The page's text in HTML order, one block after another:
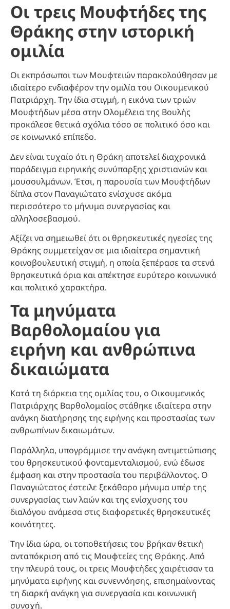
Οι τρεις Μουφτήδες της
Θράκης στην ιστορική
ομιλία
Οι εκπρόσωποι των Μουφτειών παρακολούθησαν με
ιδιαίτερο ενδιαφέρον την ομιλία του Οικουμενικού
Πατριάρχη. Την ίδια στιγμή, η εικόνα των τριών
Μουφτήδων μέσα στην Ολομέλεια της Βουλής
προκάλεσε θετικά σχόλια τόσο σε πολιτικό όσο και
σε κοινωνικό επίπεδο.
Δεν είναι τυχαίο ότι η Θράκη αποτελεί διαχρονικά
παράδειγμα ειρηνικής συνύπαρξης χριστιανών και
μουσουλμάνων. Έτσι, η παρουσία των Μουφτήδων
δίπλα στον Παναγιώτατο ενίσχυσε ακόμα
περισσότερο το μήνυμα συνεργασίας και
αλληλοσεβασμού.
Αξίζει να σημειωθεί ότι οι θρησκευτικές ηγεσίες της
Θράκης συμμετείχαν σε μια ιδιαίτερα σημαντική
κοινοβουλευτική στιγμή, η οποία ξεπέρασε τα στενά
θρησκευτικά όρια και απέκτησε ευρύτερο κοινωνικό
και πολιτικό χαρακτήρα.
Τα μηνύματα
Βαρθολομαίου για
ειρήνη και ανθρώπινα
δικαιώματα
Κατά τη διάρκεια της ομιλίας του, ο Οικουμενικός
Πατριάρχης Βαρθολομαίος στάθηκε ιδιαίτερα στην
ανάγκη διατήρησης της ειρήνης και προστασίας των
ανθρωπίνων δικαιωμάτων.
Παράλληλα, υπογράμμισε την ανάγκη αντιμετώπισης
του θρησκευτικού φονταμενταλισμού, ενώ έδωσε
έμφαση και στην προστασία του περιβάλλοντος. Ο
Παναγιώτατος έστειλε ξεκάθαρο μήνυμα υπέρ της
συνεργασίας των λαών και της ενίσχυσης του
διαλόγου ανάμεσα στις διαφορετικές θρησκευτικές
κοινότητες.
Την ίδια ώρα, οι τοποθετήσεις του βρήκαν θετική
ανταπόκριση από τις Μουφτείες της Θράκης. Από
την πλευρά τους, οι τρεις Μουφτήδες χαιρέτισαν τα
μηνύματα ειρήνης και συνεννόησης, επισημαίνοντας
τη διαρκή ανάγκη για συνεργασία και κοινωνική
συνοχή.